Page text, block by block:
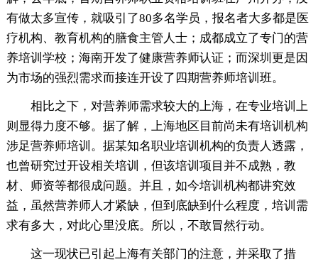
有做太多宣传，就吸引了80多名学员，报名者大多都是医
疗机构、教育机构的膳食主管人士；成都成立了专门的营
养培训学校；海南开发了健康营养师认证；而深圳更是因
为市场的强烈需求而接连开设了四期营养师培训班。
相比之下，对营养师需求较大的上海，在专业培训上
则显得力度不够。据了解，上海地区目前尚未有培训机构
涉足营养师培训。据某知名职业培训机构的负责人透露，
也曾研究过开设相关培训，但该培训项目并不成熟，教
材、师资等都很成问题。并且，如今培训机构都讲究效
益，虽然营养师人才紧缺，但到底缺到什么程度，培训需
求有多大，对此心里没底。所以，不敢冒然行动。
这一现状已引起上海有关部门的注意，并采取了措